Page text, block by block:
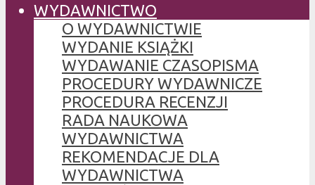
WYDAWNICTWO
O WYDAWNICTWIE
WYDANIE KSIĄŻKI
WYDAWANIE CZASOPISMA
PROCEDURY WYDAWNICZE
PROCEDURA RECENZJI
RADA NAUKOWA
WYDAWNICTWA
REKOMENDACJE DLA
WYDAWNICTWA